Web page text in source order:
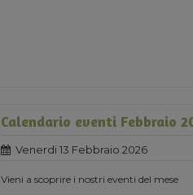
Calendario eventi Febbraio
Venerdi 13 Febbraio 2026
Vieni a scoprire i nostri eventi del mese